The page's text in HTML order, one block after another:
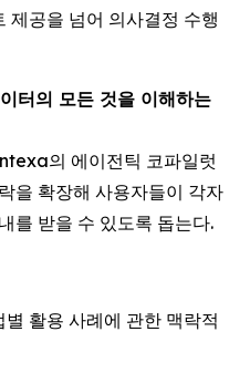
제공을 넘어 의사결정 수행
의 모든 것을 이해하는
의 에이전틱 코파일럿
을 확장해 사용자들이 각자
를 받을 수 있도록 돕는다.
활용 사례에 관한 맥락적